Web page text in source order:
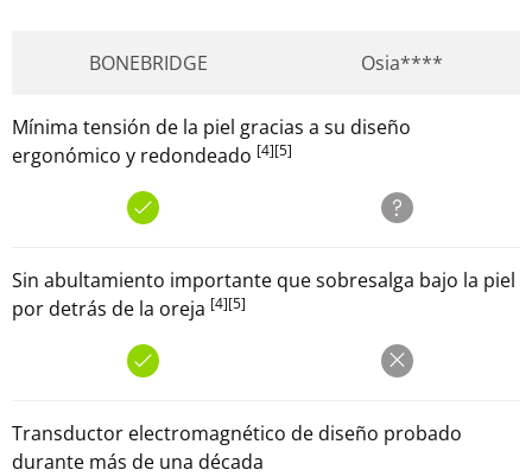
BONEBRIDGE Osia****
Mínima tensión de la piel gracias a su diseño
ergonómico y redondeado [4][5]
Sin abultamiento importante que sobresalga bajo la piel
por detrás de la oreja [4][5]
Transductor electromagnético de diseño probado
durante más de una década